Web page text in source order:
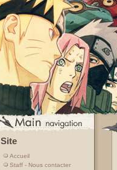
Site
Accueil
Staff - Nous contacter